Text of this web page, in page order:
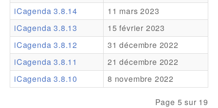
Support
Forum
Support Pro
iCagenda 3.8.14
11 mars 2023
iCagenda 3.8.13
15 février 2023
iCagenda 3.8.12
31 décembre 2022
iCagenda 3.8.11
21 décembre 2022
iCagenda 3.8.10
8 novembre 2022
Page 5 sur 19